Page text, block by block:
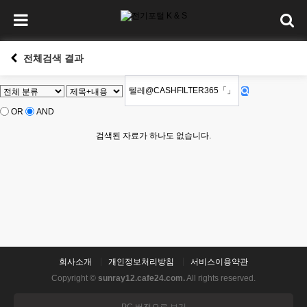
전체검색 결과
OR AND
검색된 자료가 하나도 없습니다.
회사소개 개인정보처리방침
서비스이용약관
Copyright © sunray12.cafe24.com.All rights reserved.